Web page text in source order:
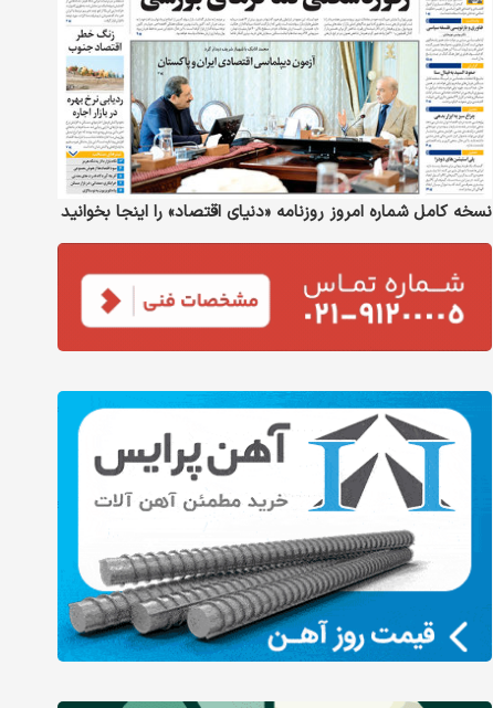
نسخه کامل شماره امروز روزنامه «دنیای‌ اقتصاد» را اینجا بخوانید